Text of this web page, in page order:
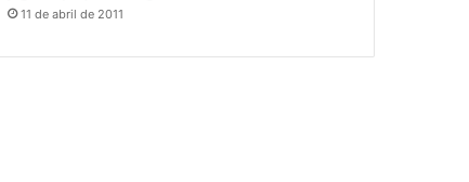
11 de abril de 2011